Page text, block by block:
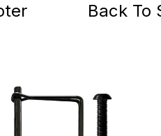
Back To